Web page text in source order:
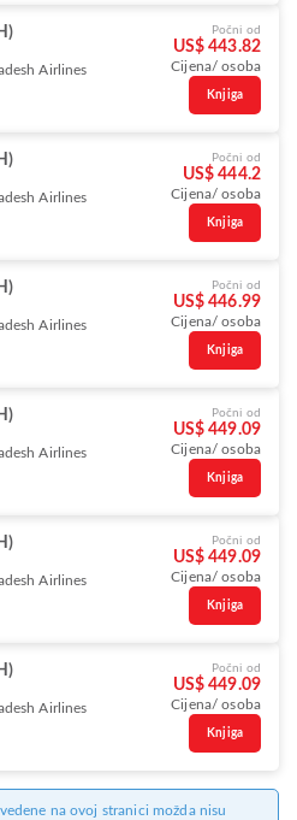
Airlines
Počni od
US$ 443.82
Cijena/ osoba
Knjiga
Airlines
Počni od
US$ 444.2
Cijena/ osoba
Knjiga
Airlines
Počni od
US$ 446.99
Cijena/ osoba
Knjiga
Airlines
Počni od
US$ 449.09
Cijena/ osoba
Knjiga
Airlines
Počni od
US$ 449.09
Cijena/ osoba
Knjiga
Airlines
Počni od
US$ 449.09
Cijena/ osoba
Knjiga
na ovoj stranici možda nisu